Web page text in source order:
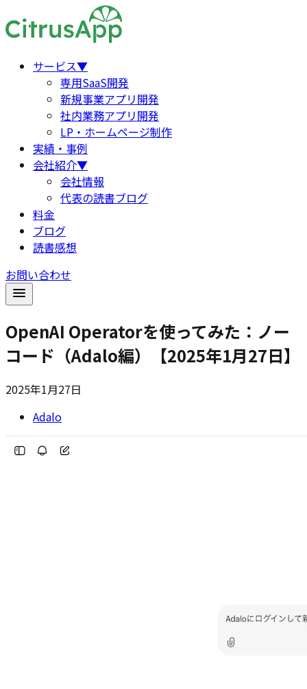
サービス▼
専用SaaS開発
新規事業アプリ開発
社内業務アプリ開発
LP・ホームページ制作
実績・事例
会社紹介▼
会社情報
代表の読書ブログ
料金
ブログ
読書感想
お問い合わせ
OpenAI Operatorを使ってみた：ノー
コード（Adalo編）【2025年1月27日】
2025年1月27日
Adalo